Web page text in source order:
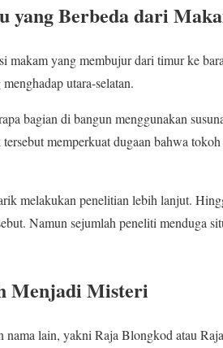
yang Berbeda dari
makam yang membujur dari timur ke
utara-selatan.
bagian di bangun menggunakan
memperkuat dugaan bahwa
melakukan penelitian lebih lanjut.
Namun sejumlah peneliti menduga
Menjadi Misteri
nama lain, yakni Raja Blongkod atau